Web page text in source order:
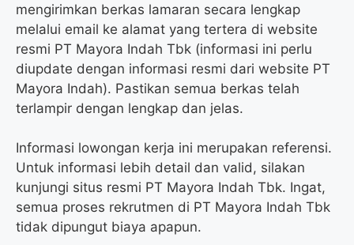
mengirimkan berkas lamaran secara lengkap
melalui email ke alamat yang tertera di website
resmi PT Mayora Indah Tbk (informasi ini perlu
diupdate dengan informasi resmi dari website PT
Mayora Indah). Pastikan semua berkas telah
terlampir dengan lengkap dan jelas.
Informasi lowongan kerja ini merupakan referensi.
Untuk informasi lebih detail dan valid, silakan
kunjungi situs resmi PT Mayora Indah Tbk. Ingat,
semua proses rekrutmen di PT Mayora Indah Tbk
tidak dipungut biaya apapun.